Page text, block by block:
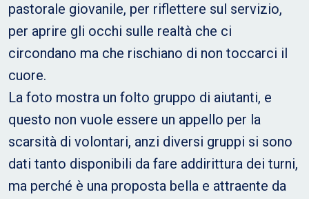
pastorale giovanile, per riflettere sul servizio,
per aprire gli occhi sulle realtà che ci
circondano ma che rischiano di non toccarci il
cuore.
La foto mostra un folto gruppo di aiutanti, e
questo non vuole essere un appello per la
scarsità di volontari, anzi diversi gruppi si sono
dati tanto disponibili da fare addirittura dei turni,
ma perché è una proposta bella e attraente da